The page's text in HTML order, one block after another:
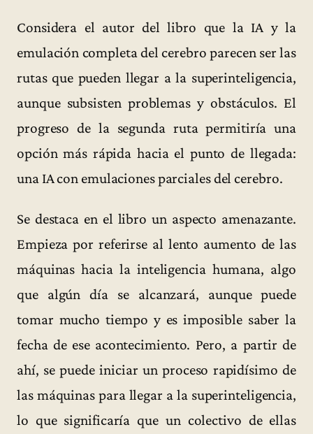
Considera el autor del libro que la IA y la
emulación completa del cerebro parecen ser las
rutas que pueden llegar a la superinteligencia,
aunque subsisten problemas y obstáculos. El
progreso de la segunda ruta permitiría una
opción más rápida hacia el punto de llegada:
una IA con emulaciones parciales del cerebro.
Se destaca en el libro un aspecto amenazante.
Empieza por referirse al lento aumento de las
máquinas hacia la inteligencia humana, algo
que algún día se alcanzará, aunque puede
tomar mucho tiempo y es imposible saber la
fecha de ese acontecimiento. Pero, a partir de
ahí, se puede iniciar un proceso rapidísimo de
las máquinas para llegar a la superinteligencia,
lo que significaría que un colectivo de ellas